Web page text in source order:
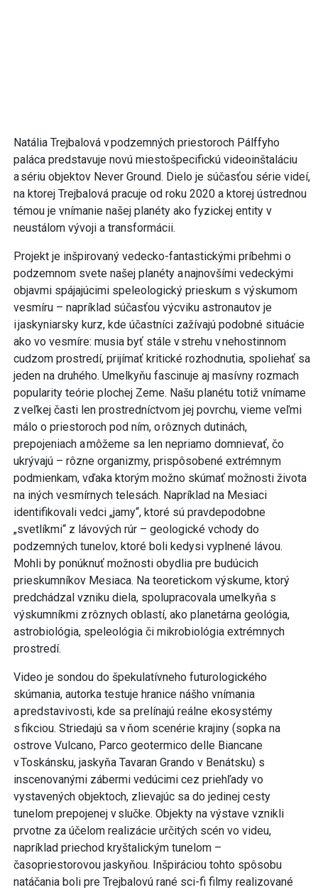
Natália Trejbalová v podzemných priestoroch Pálffyho
paláca predstavuje novú miestošpecifickú videoinštaláciu
a sériu objektov Never Ground. Dielo je súčasťou série videí,
na ktorej Trejbalová pracuje od roku 2020 a ktorej ústrednou
témou je vnímanie našej planéty ako fyzickej entity v
neustálom vývoji a transformácii.
Projekt je inšpirovaný vedecko-fantastickými príbehmi o
podzemnom svete našej planéty a najnovšími vedeckými
objavmi spájajúcimi speleologický prieskum s výskumom
vesmíru – napríklad súčasťou výcviku astronautov je
i jaskyniarsky kurz, kde účastníci zažívajú podobné situácie
ako vo vesmíre: musia byť stále v strehu v nehostinnom
cudzom prostredí, prijímať kritické rozhodnutia, spoliehať sa
jeden na druhého. Umelkyňu fascinuje aj masívny rozmach
popularity teórie plochej Zeme. Našu planétu totiž vnímame
z veľkej časti len prostredníctvom jej povrchu, vieme veľmi
málo o priestoroch pod ním, o rôznych dutinách,
prepojeniach a môžeme sa len nepriamo domnievať, čo
ukrývajú – rôzne organizmy, prispôsobené extrémnym
podmienkam, vďaka ktorým možno skúmať možnosti života
na iných vesmírnych telesách. Napríklad na Mesiaci
identifikovali vedci „jamy“, ktoré sú pravdepodobne
„svetlíkmi“ z lávových rúr – geologické vchody do
podzemných tunelov, ktoré boli kedysi vyplnené lávou.
Mohli by ponúknuť možnosti obydlia pre budúcich
prieskumníkov Mesiaca. Na teoretickom výskume, ktorý
predchádzal vzniku diela, spolupracovala umelkyňa s
výskumníkmi z rôznych oblastí, ako planetárna geológia,
astrobiológia, speleológia či mikrobiológia extrémnych
prostredí.
Video je sondou do špekulatívneho futurologického
skúmania, autorka testuje hranice nášho vnímania
a predstavivosti, kde sa prelínajú reálne ekosystémy
s fikciou. Striedajú sa v ňom scenérie krajiny (sopka na
ostrove Vulcano, Parco geotermico delle Biancane
v Toskánsku, jaskyňa Tavaran Grando v Benátsku) s
inscenovanými zábermi vedúcimi cez priehľady vo
vystavených objektoch, zlievajúc sa do jedinej cesty
tunelom prepojenej v slučke. Objekty na výstave vznikli
prvotne za účelom realizácie určitých scén vo videu,
napríklad priechod kryštalickým tunelom –
časopriestorovou jaskyňou. Inšpiráciou tohto spôsobu
natáčania boli pre Trejbalovú rané sci-fi filmy realizované